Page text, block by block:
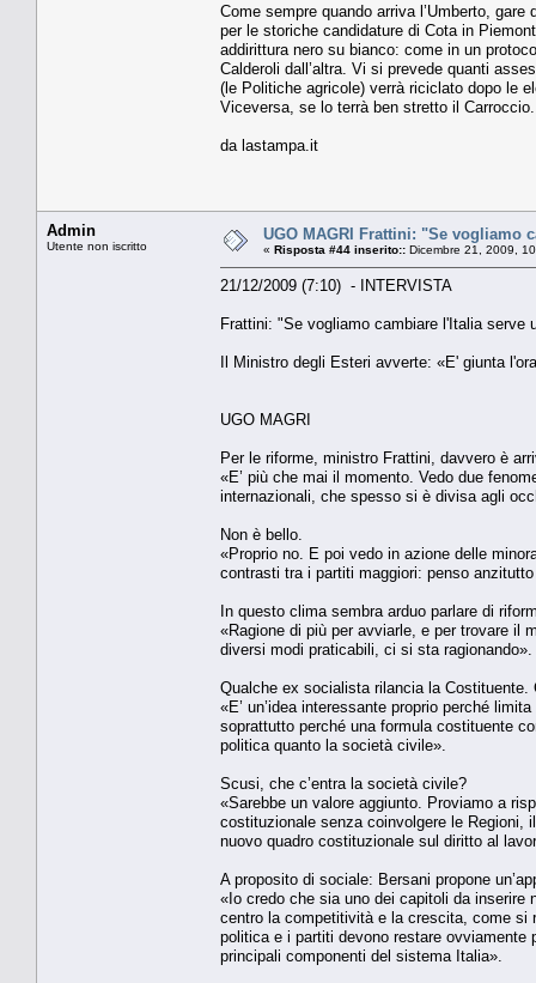
Come sempre quando arriva l’Umberto,
per le storiche candidature di Cota in
addirittura nero su bianco: come in un
Calderoli dall’altra. Vi si prevede quanti
(le Politiche agricole) verrà riciclato dopo le
Viceversa, se lo terrà ben stretto il
da lastampa.it
Admin
Utente non iscritto
UGO MAGRI Frattini: "Se vogliamo
« Risposta #44 inserito:: Dicembre 21, 2009,
21/12/2009 (7:10) - INTERVISTA
Frattini: "Se vogliamo cambiare l'Italia serve
Il Ministro degli Esteri avverte: «E' giunta
UGO MAGRI
Per le riforme, ministro Frattini, davvero è
«E’ più che mai il momento. Vedo due
internazionali, che spesso si è divisa agli
Non è bello.
«Proprio no. E poi vedo in azione delle
contrasti tra i partiti maggiori: penso
In questo clima sembra arduo parlare di
«Ragione di più per avviarle, e per trovare il
diversi modi praticabili, ci si sta ragionando».
Qualche ex socialista rilancia la
«E’ un’idea interessante proprio perché
soprattutto perché una formula costituente
politica quanto la società civile».
Scusi, che c’entra la società civile?
«Sarebbe un valore aggiunto. Proviamo a
costituzionale senza coinvolgere le Regioni,
nuovo quadro costituzionale sul diritto al
A proposito di sociale: Bersani propone
«Io credo che sia uno dei capitoli da inserire
centro la competitività e la crescita, come si
politica e i partiti devono restare
principali componenti del sistema Italia».